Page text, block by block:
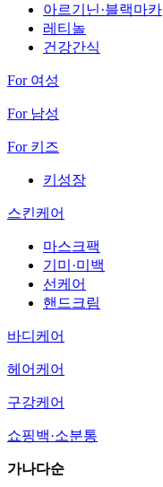
아르기닌·블랙마카
레티놀
건강간식
For 여성
For 남성
For 키즈
키성장
스킨케어
마스크팩
기미·미백
선케어
핸드크림
바디케어
헤어케어
구강케어
쇼핑백·소분통
가나다순